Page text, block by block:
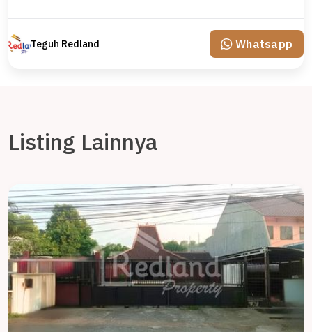
Teguh Redland Whatsapp
Listing Lainnya